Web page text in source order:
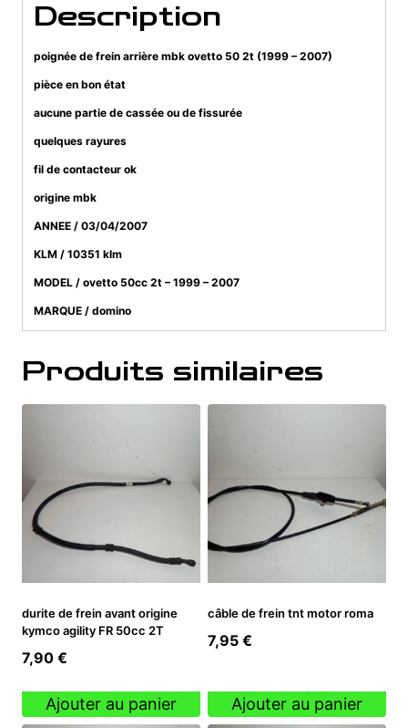
(1999
Description
poignée de frein arrière mbk ovetto 50 2t (1999 – 2007)
pièce en bon état
aucune partie de cassée ou de fissurée
quelques rayures
fil de contacteur ok
origine mbk
ANNEE / 03/04/2007
KLM / 10351 klm
MODEL / ovetto 50cc 2t – 1999 – 2007
MARQUE / domino
Produits similaires
durite de frein avant origine
kymco agility FR 50cc 2T
7,90 €
Ajouter au panier
câble de frein tnt motor roma
7,95 €
Ajouter au panier